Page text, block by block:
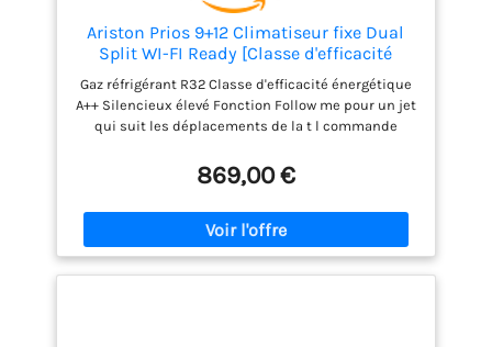
saisons chaudes pour
refroidir et pendant les
saisons froides pour
chauffer
Ariston Prios 9+12 Climatiseur fixe Dual
Split WI-FI Ready [Classe d'efficacité
énergétique A++] [Classe d'efficacité
énergétique A++]
Gaz réfrigérant R32 Classe d'efficacité énergétique
A++ Silencieux élevé Fonction Follow me pour un jet
qui suit les déplacements de la t l commande
réfrigérant Compatible avec kit Wi-Fi pour la
gestion par App Ariston Clima
869,00 €